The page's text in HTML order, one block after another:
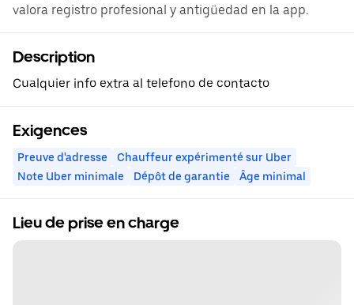
valora registro profesional y antigüedad en la app.
Description
Cualquier info extra al telefono de contacto
Exigences
Preuve d'adresse
Chauffeur expérimenté sur Uber
Note Uber minimale
Dépôt de garantie Âge minimal
Lieu de prise en charge